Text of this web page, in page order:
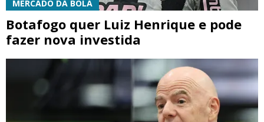
MERCADO DA BOLA
Botafogo quer Luiz Henrique e pode
fazer nova investida